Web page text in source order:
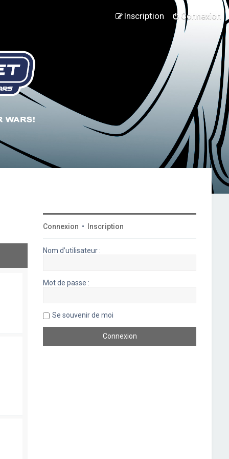
Connexion
Inscription
Connexion • Inscription
Nom d’utilisateur :
Mot de passe :
Se souvenir de moi